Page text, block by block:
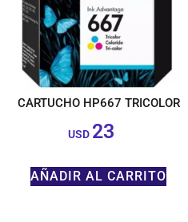
CARTUCHO HP667 TRICOLOR
USD 23
AÑADIR AL CARRITO